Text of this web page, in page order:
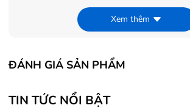
góc nhà hiệu quả, loại bỏ hoàn toàn các
Phát Hiện Bụi Bẩn (Smart Detection)
mức độ bẩn của sàn, tối ưu hóa hiệu suất
giúp hiển thị rõ ràng bụi bẩn ẩn, tóc và
Xem thêm
ĐÁNH GIÁ SẢN PHẨM
TIN TỨC NỔI BẬT